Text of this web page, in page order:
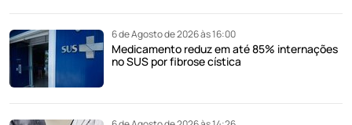
6 de Agosto de 2026 às 16:00
Medicamento reduz em até 85% internações
no SUS por fibrose cística